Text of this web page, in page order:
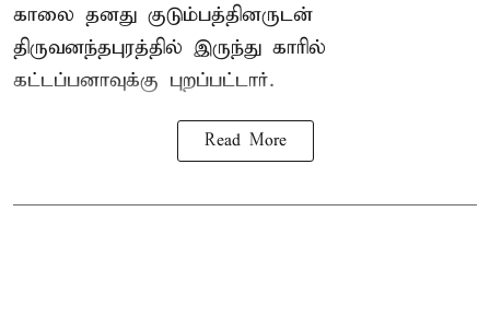
காலை தனது குடும்பத்தினருடன்
திருவனந்தபுரத்தில் இருந்து காரில்
கட்டப்பனாவுக்கு புறப்பட்டார்.
Read More